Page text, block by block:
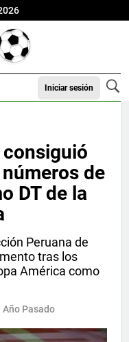
Iniciar sesión
números de
DT de la
Peruana de
tras los
América como
Año Pasado